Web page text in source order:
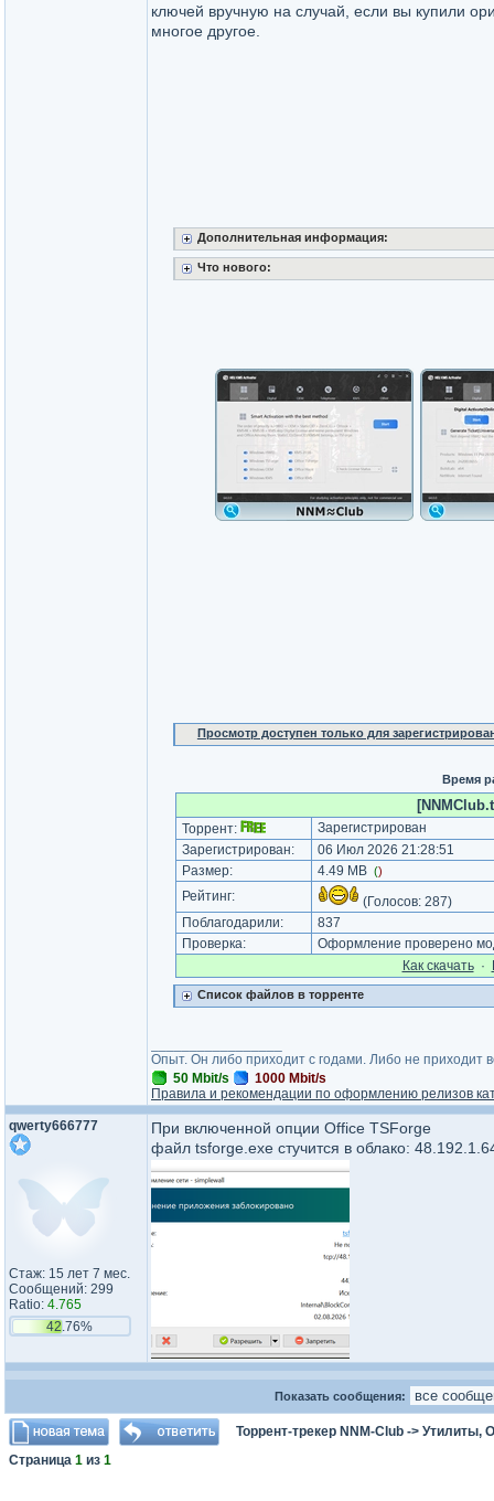
ключей вручную на случай, если вы купили
многое другое.
Дополнительная информация:
Что нового:
Просмотр доступен только для
Время
Торрент:
Зарегистрирован
Зарегистрирован:
06 Июл 2026 21:28:51
Размер:
4.49 MB ()
Рейтинг: (Голосов: 287)
Поблагодарили:
837
Проверка:
Оформление проверено
Как cкачать·
Список файлов в торренте
Опыт. Он либо приходит с годами. Либо не приходит
50 Mbit/s
1000 Mbit/s
Правила и рекомендации по оформлению релизов
qwerty666777
Стаж: 15 лет 7 мес.
Сообщений: 299
Ratio: 4.765
42.76%
При включенной опции Office TSForge
файл tsforge.exe стучится в облако:
Показать сообщения:
Торрент-трекер NNM-Club -> Утилиты,
Страница 1 из 1